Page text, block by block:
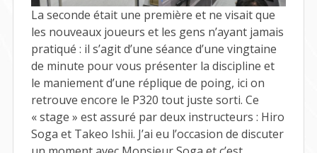
La seconde était une première et ne visait que
les nouveaux joueurs et les gens n’ayant jamais
pratiqué : il s’agit d’une séance d’une vingtaine
de minute pour vous présenter la discipline et
le maniement d’une réplique de poing, ici on
retrouve encore le P320 tout juste sorti. Ce
« stage » est assuré par deux instructeurs : Hiro
Soga et Takeo Ishii. J’ai eu l’occasion de discuter